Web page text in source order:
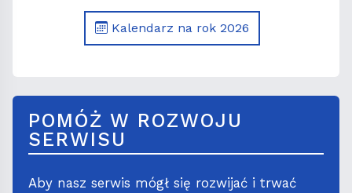
Kalendarz na rok 2026
POMÓŻ W ROZWOJU
SERWISU
Aby nasz serwis mógł się rozwijać i trwać